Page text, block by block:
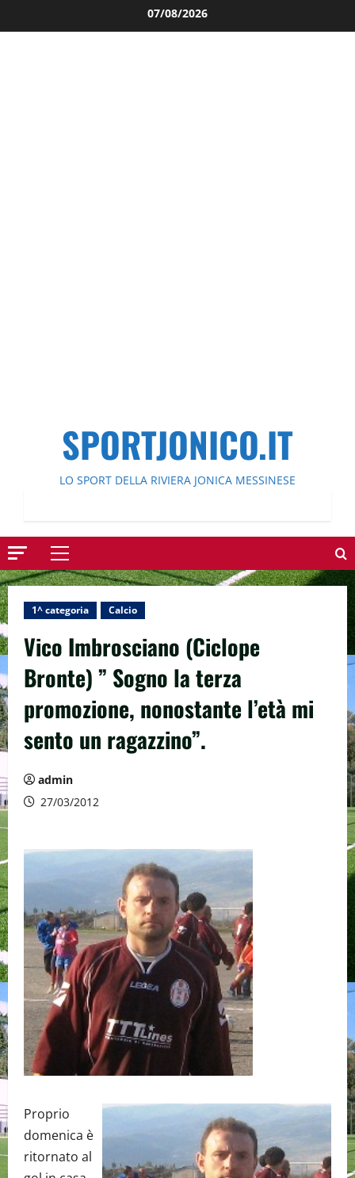
al
07/08/2026
SPORTJONICO.IT
LO SPORT DELLA RIVIERA JONICA MESSINESE
Menu
principale
1^ categoria Calcio
Vico Imbrosciano (Ciclope
Bronte) ” Sogno la terza
promozione, nonostante l’età mi
sento un ragazzino”.
admin
27/03/2012
Proprio
domenica è
ritornato al